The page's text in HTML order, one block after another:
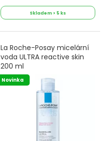
Skladem > 5 ks
La Roche-Posay micelární
voda ULTRA reactive skin
200 ml
Novinka